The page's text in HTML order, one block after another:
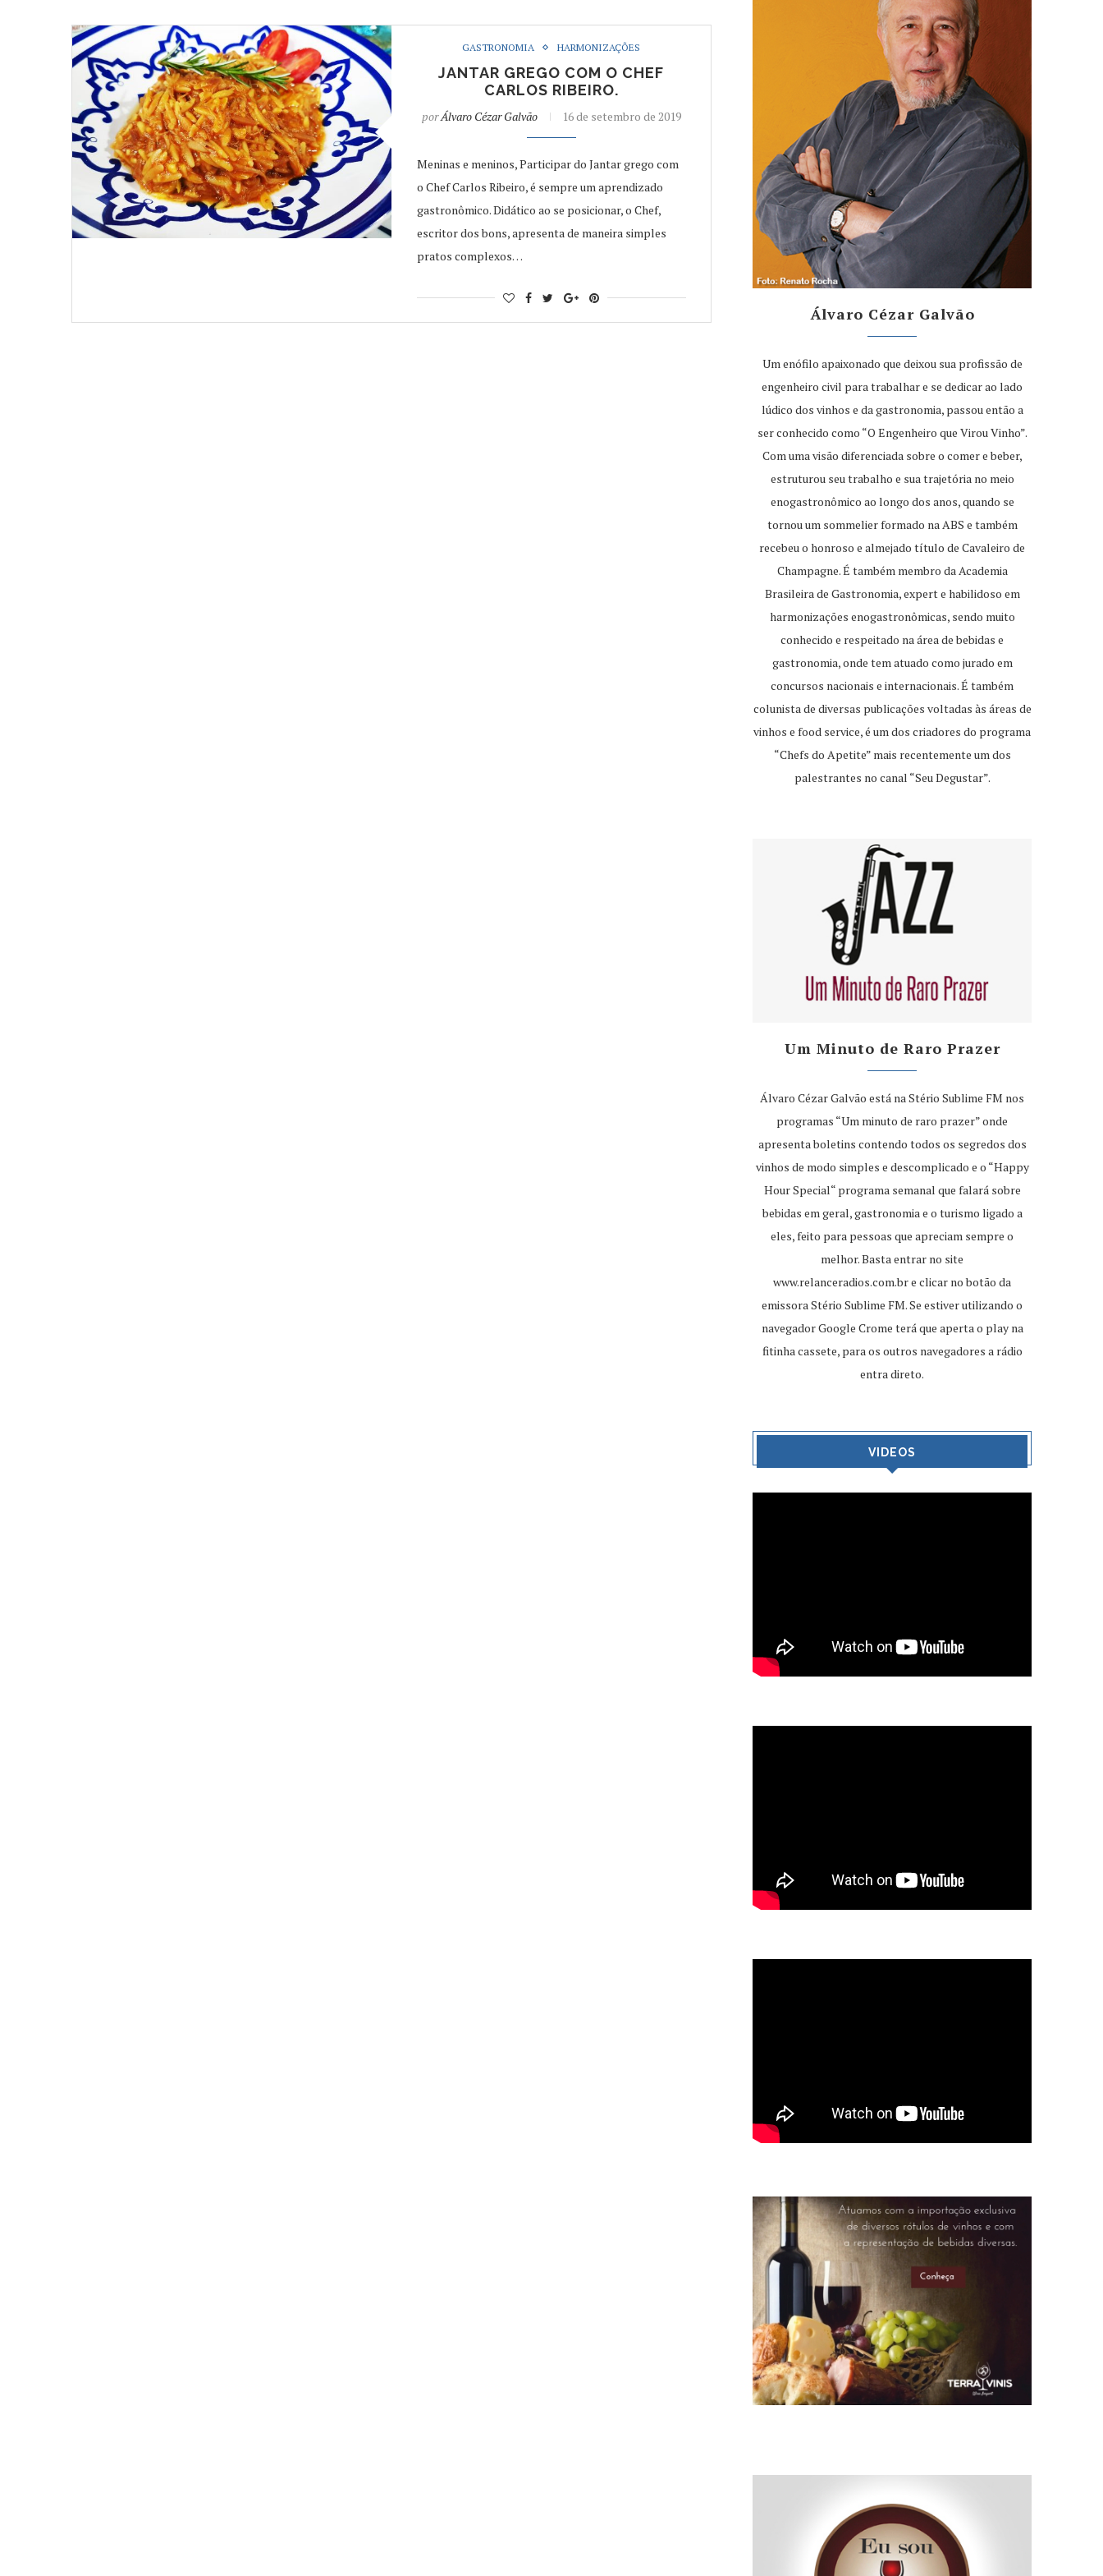
GASTRONOMIA HARMONIZAÇÕES
JANTAR GREGO COM O CHEF
CARLOS RIBEIRO.
porÁlvaro Cézar Galvão 16 de setembro de 2019
Meninas e meninos, Participar do Jantar grego com
o Chef Carlos Ribeiro, é sempre um aprendizado
gastronômico. Didático ao se posicionar, o Chef,
escritor dos bons, apresenta de maneira simples
pratos complexos…
Álvaro Cézar Galvão
Um enófilo apaixonado que deixou sua profissão de
engenheiro civil para trabalhar e se dedicar ao lado
lúdico dos vinhos e da gastronomia, passou então a
ser conhecido como “O Engenheiro que Virou Vinho”.
Com uma visão diferenciada sobre o comer e beber,
estruturou seu trabalho e sua trajetória no meio
enogastronômico ao longo dos anos, quando se
tornou um sommelier formado na ABS e também
recebeu o honroso e almejado título de Cavaleiro de
Champagne. É também membro da Academia
Brasileira de Gastronomia, expert e habilidoso em
harmonizações enogastronômicas, sendo muito
conhecido e respeitado na área de bebidas e
gastronomia, onde tem atuado como jurado em
concursos nacionais e internacionais. É também
colunista de diversas publicações voltadas às áreas de
vinhos e food service, é um dos criadores do programa
“Chefs do Apetite” mais recentemente um dos
palestrantes no canal “Seu Degustar”.
Um Minuto de Raro Prazer
Álvaro Cézar Galvão está na Stério Sublime FM nos
programas “Um minuto de raro prazer” onde
apresenta boletins contendo todos os segredos dos
vinhos de modo simples e descomplicado e o “Happy
Hour Special“ programa semanal que falará sobre
bebidas em geral, gastronomia e o turismo ligado a
eles, feito para pessoas que apreciam sempre o
melhor. Basta entrar no site
www.relanceradios.com.bre clicar no botão da
emissora Stério Sublime FM. Se estiver utilizando o
navegador Google Crome terá que aperta o play na
fitinha cassete, para os outros navegadores a rádio
entra direto.
VIDEOS